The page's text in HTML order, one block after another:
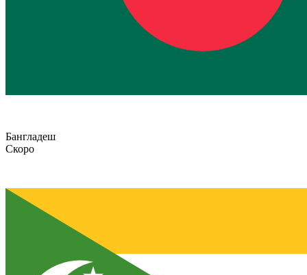
Бангладеш
Скоро